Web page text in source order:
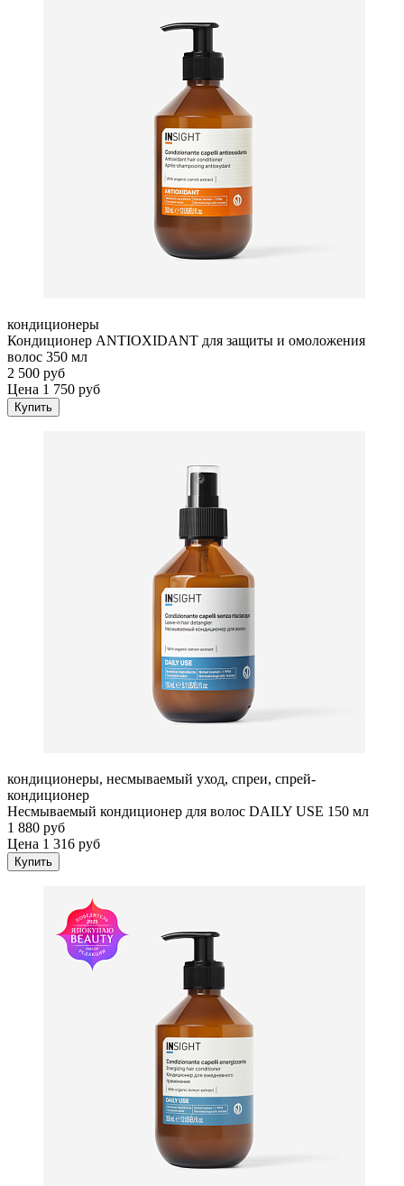
кондиционеры
Кондиционер ANTIOXIDANT для защиты и омоложения
волос 350 мл
2 500 руб
Цена 1 750 руб
Купить
кондиционеры, несмываемый уход, спреи, спрей-
кондиционер
Несмываемый кондиционер для волос DAILY USE 150 мл
1 880 руб
Цена 1 316 руб
Купить